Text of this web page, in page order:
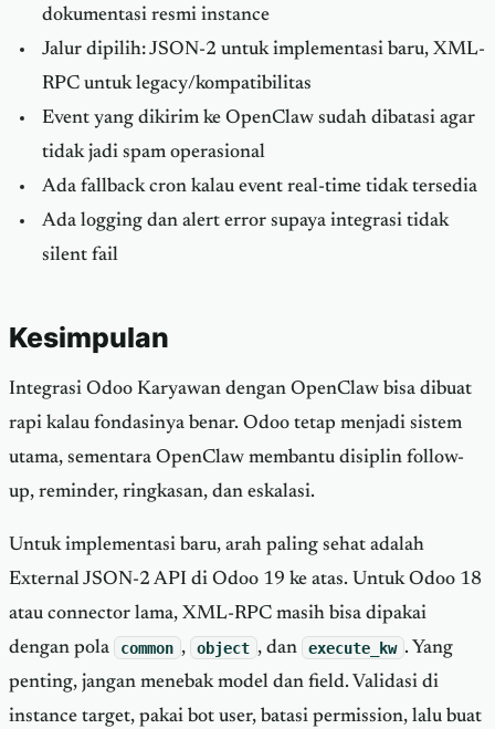
dokumentasi resmi instance
Jalur dipilih: JSON-2 untuk implementasi baru, XML-
RPC untuk legacy/kompatibilitas
Event yang dikirim ke OpenClaw sudah dibatasi agar
tidak jadi spam operasional
Ada fallback cron kalau event real-time tidak tersedia
Ada logging dan alert error supaya integrasi tidak
silent fail
Kesimpulan
Integrasi Odoo Karyawan dengan OpenClaw bisa dibuat
rapi kalau fondasinya benar. Odoo tetap menjadi sistem
utama, sementara OpenClaw membantu disiplin follow-
up, reminder, ringkasan, dan eskalasi.
Untuk implementasi baru, arah paling sehat adalah
External JSON-2 API di Odoo 19 ke atas. Untuk Odoo 18
atau connector lama, XML-RPC masih bisa dipakai
dengan pola
common , object , dan execute_kw . Yang
penting, jangan menebak model dan field. Validasi di
instance target, pakai bot user, batasi permission, lalu buat